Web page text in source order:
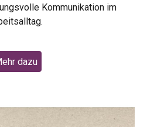
Kommunikation im
dazu